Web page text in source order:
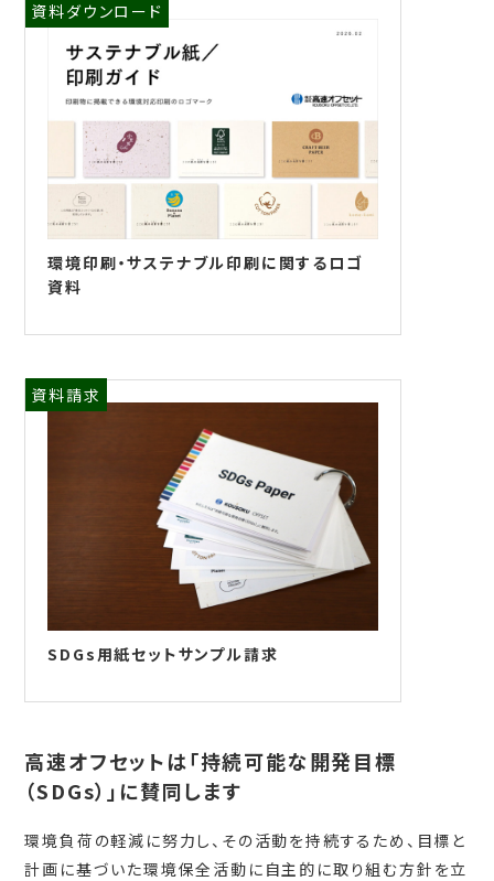
資料ダウンロード
環境印刷・サステナブル印刷に関するロゴ
資料
資料請求
SDGs用紙セットサンプル請求
高速オフセットは「持続可能な開発目標
（SDGs）」に賛同します
環境負荷の軽減に努力し、その活動を持続するため、目標と
計画に基づいた環境保全活動に自主的に取り組む方針を立